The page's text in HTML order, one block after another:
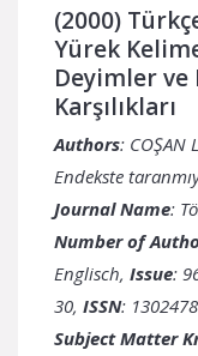
(2000)
Yürek
Deyimler ve
Karşılıkları
Authors: COŞAN
Endekste
Journal Name:
Number of
Englisch, Issue:
30, ISSN:
Subject Matter